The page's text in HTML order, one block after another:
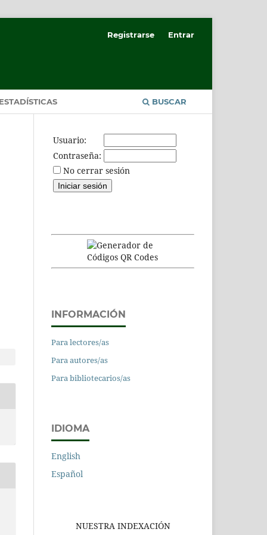
BUSCAR
Registrarse Entrar
Usuario:
Contraseña:
No cerrar sesión
INFORMACIÓN
Para lectores/as
Para autores/as
Para bibliotecarios/as
IDIOMA
English
Español
NUESTRA INDEXACIÓN